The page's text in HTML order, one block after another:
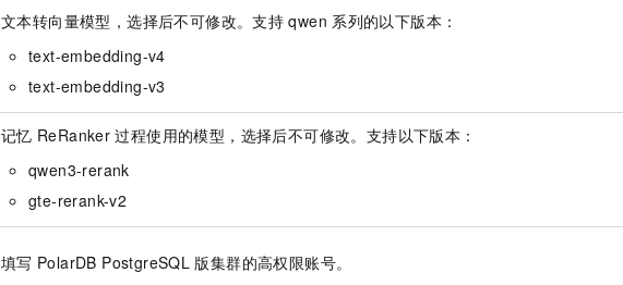
文本转向量模型，选择后不可修改。支持 qwen 系列的以下版本：
text-embedding-v4
text-embedding-v3
记忆 ReRanker 过程使用的模型，选择后不可修改。支持以下版本：
qwen3-rerank
gte-rerank-v2
填写 PolarDB PostgreSQL 版集群的高权限账号。